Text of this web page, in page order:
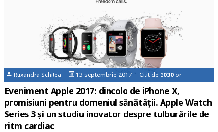
Ruxandra Schitea 13 septembrie 2017 Citit de 3030 ori
Eveniment Apple 2017: dincolo de iPhone X,
promisiuni pentru domeniul sănătății. Apple Watch
Series 3 și un studiu inovator despre tulburările de
ritm cardiac